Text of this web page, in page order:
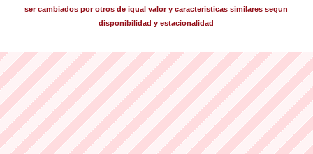
ser cambiados por otros de igual valor y caracteristicas similares segun
disponibilidad y estacionalidad